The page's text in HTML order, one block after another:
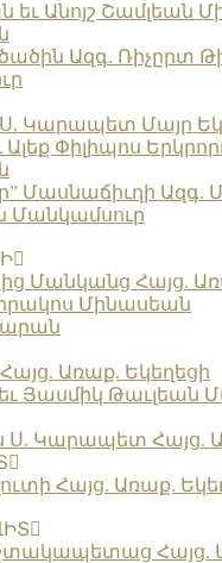
եւ Անոյշ Շամլեան
Ազգ. Ռիչըրտ
Ս. Կարապետ Մայր
Ալեք Փիլիպոս
Մասնաճիւղի Ազգ.
Մանկամսուր
Մանկանց Հայց.
Մինասեան
Առաք. Եկեղեցի
եւ Յասմիկ Թաւլեան
Ս. Կարապետ Հայց.
Հայց. Առաք.
Հայց.